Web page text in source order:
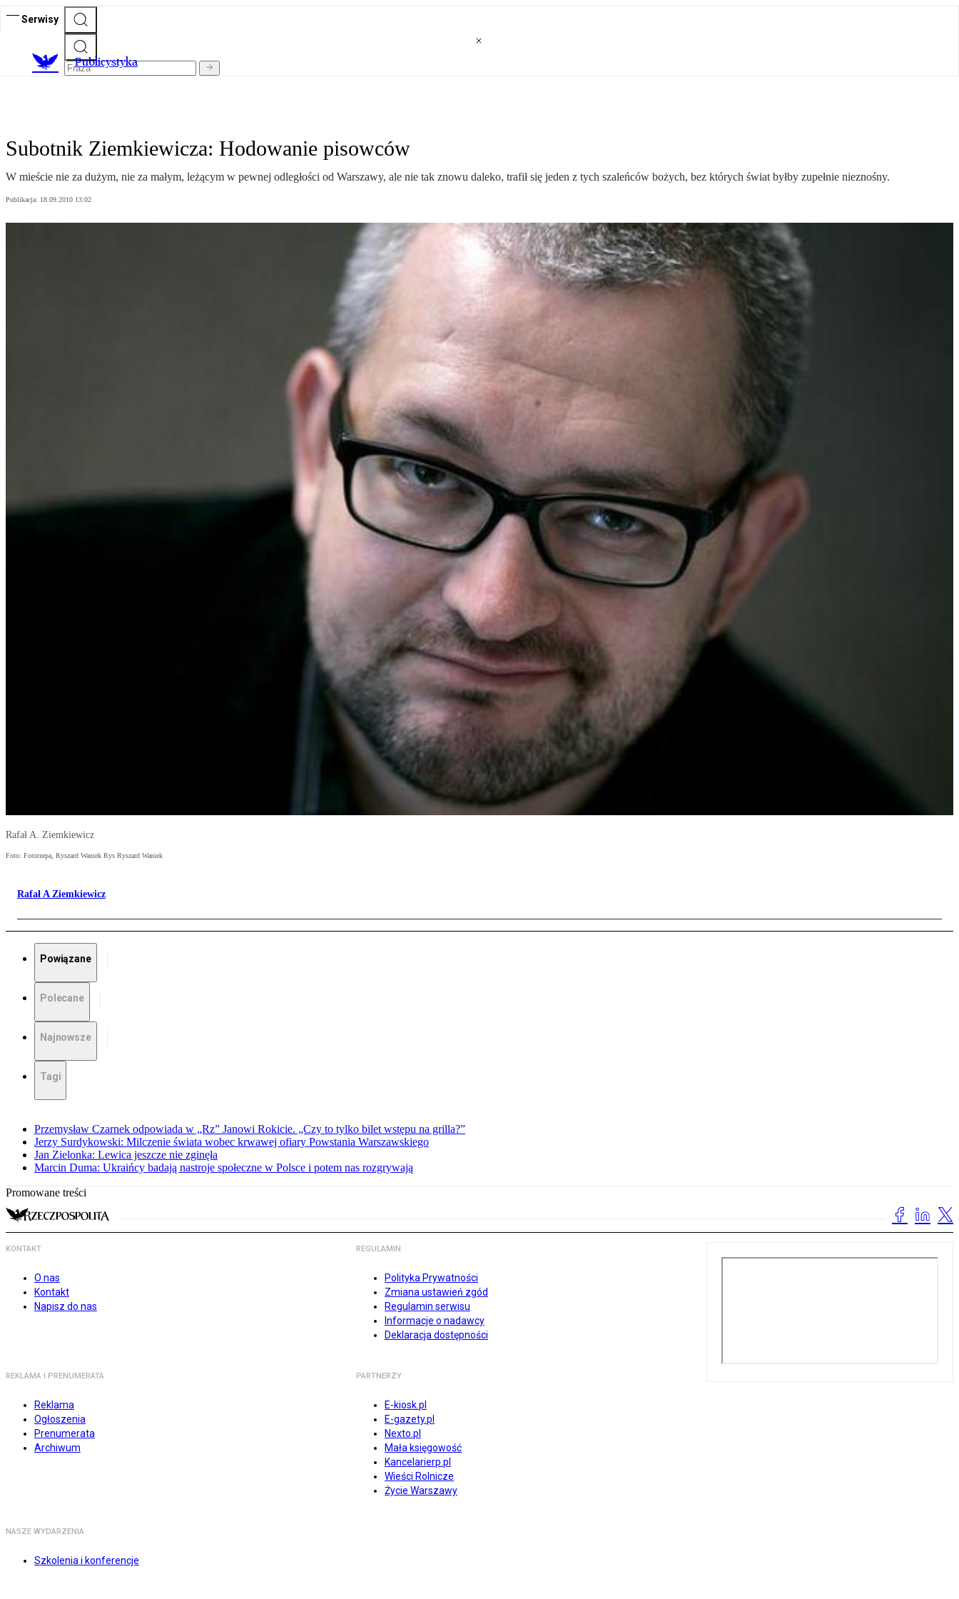
Serwisy
Publicystyka
Subotnik Ziemkiewicza: Hodowanie pisowców
W mieście nie za dużym, nie za małym, leżącym w pewnej odległości od Warszawy, ale nie tak znowu daleko, trafił się jeden z tych szaleńców bożych, bez których świat byłby zupełnie nieznośny.
Publikacja: 18.09.2010 13:02
Rafał A. Ziemkiewicz
Foto: Fotorzepa, Ryszard Waniek Rys Ryszard Waniek
Rafał A Ziemkiewicz
Powiązane
Polecane
Najnowsze
Tagi
Przemysław Czarnek odpowiada w „Rz” Janowi Rokicie. „Czy to tylko bilet wstępu na grilla?”
Jerzy Surdykowski: Milczenie świata wobec krwawej ofiary Powstania Warszawskiego
Jan Zielonka: Lewica jeszcze nie zginęła
Marcin Duma: Ukraińcy badają nastroje społeczne w Polsce i potem nas rozgrywają
Promowane treści
KONTAKT
O nas
Kontakt
Napisz do nas
REGULAMIN
Polityka Prywatności
Zmiana ustawień zgód
Regulamin serwisu
Informacje o nadawcy
Deklaracja dostępności
REKLAMA I PRENUMERATA
Reklama
Ogłoszenia
Prenumerata
Archiwum
PARTNERZY
E-kiosk.pl
E-gazety.pl
Nexto.pl
Mała księgowość
Kancelarierp.pl
Wieści Rolnicze
Życie Warszawy
NASZE WYDARZENIA
Szkolenia i konferencje